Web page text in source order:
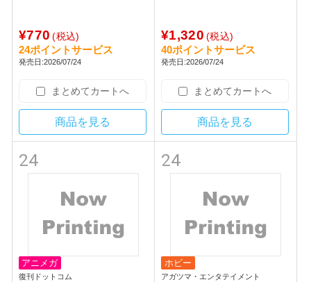
¥770 (税込)
24ポイントサービス
発売日:2026/07/24
まとめてカートへ
商品を見る
¥1,320 (税込)
40ポイントサービス
発売日:2026/07/24
まとめてカートへ
商品を見る
24
アニメガ
復刊ドットコム
24
ホビー
アガツマ・エンタテイメント